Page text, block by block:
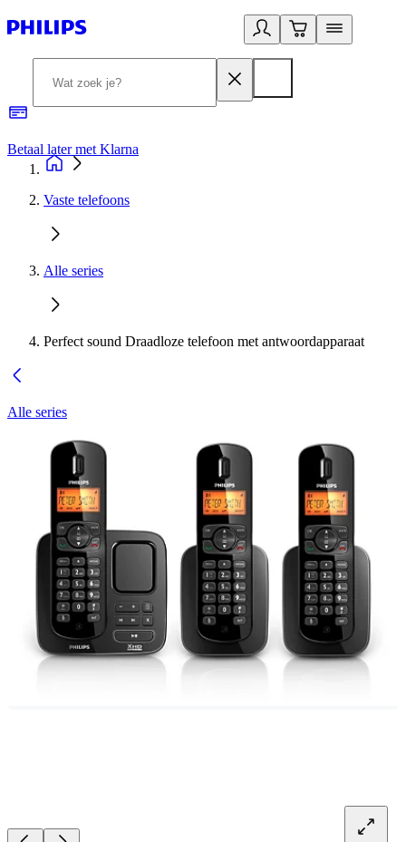
Betaal later met Klarna
Vaste telefoons
Alle series
Perfect sound Draadloze telefoon met antwoordapparaat
Alle series